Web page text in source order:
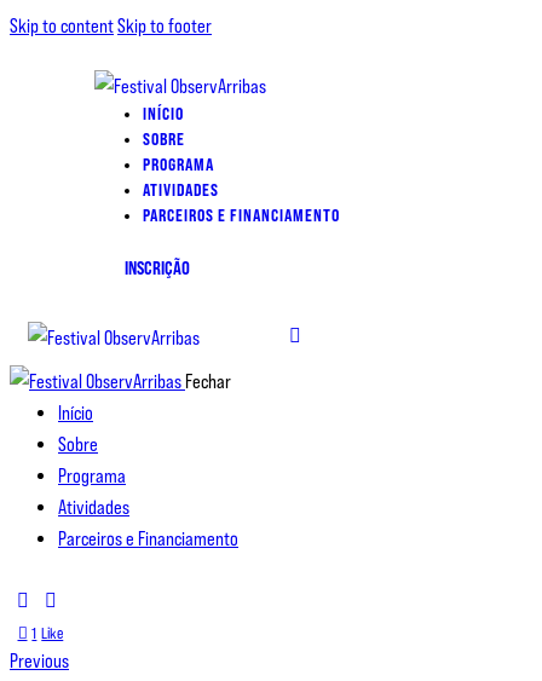
Skip to contentSkip to footer
INÍCIO
SOBRE
PROGRAMA
ATIVIDADES
PARCEIROS E FINANCIAMENTO
INSCRIÇÃO
Fechar
Início
Sobre
Programa
Atividades
Parceiros e Financiamento
1 Like
Previous